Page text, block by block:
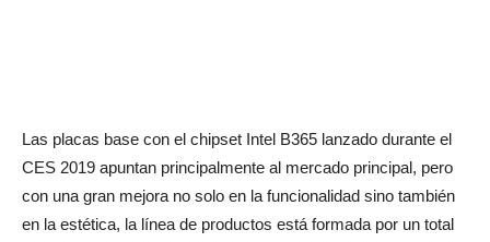
Las placas base con el chipset Intel B365 lanzado durante el
CES 2019 apuntan principalmente al mercado principal, pero
con una gran mejora no solo en la funcionalidad sino también
en la estética, la línea de productos está formada por un total